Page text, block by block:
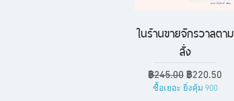
ดูข้อมูลด่วน
ในร้านขายจักรวาลตาม
สั่ง
ราคาปกติ
฿245.00 ราคาขายลด
฿220.50
ซื้อเยอะ ยิ่งคุ้ม 900